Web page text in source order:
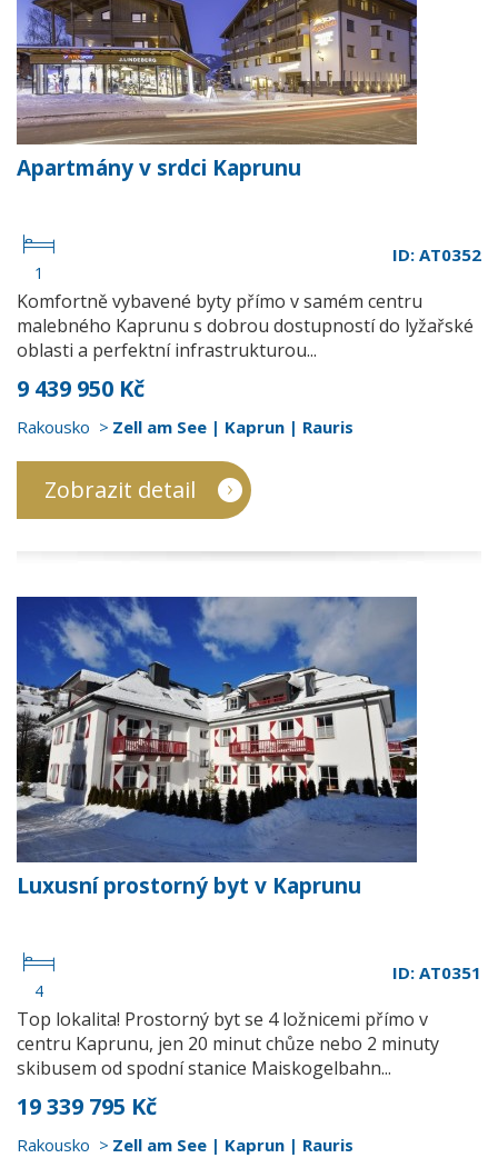
Apartmány v srdci Kaprunu
1
ID: AT0352
Komfortně vybavené byty přímo v samém centru
malebného Kaprunu s dobrou dostupností do lyžařské
oblasti a perfektní infrastrukturou...
9 439 950 Kč
Rakousko Zell am See | Kaprun | Rauris
Zobrazit detail
Luxusní prostorný byt v Kaprunu
4
ID: AT0351
Top lokalita! Prostorný byt se 4 ložnicemi přímo v
centru Kaprunu, jen 20 minut chůze nebo 2 minuty
skibusem od spodní stanice Maiskogelbahn...
19 339 795 Kč
Rakousko Zell am See | Kaprun | Rauris